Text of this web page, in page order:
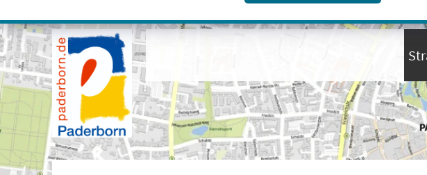
Visuelle
Assistenzsoftware
öffnen.
Mit
der
Tastatur
erreichbar
über
+